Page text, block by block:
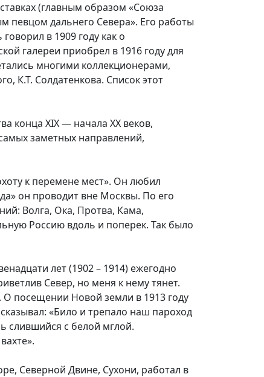
(главным образом «Союза
певцом дальнего Севера». Его работы
в 1909 году как о
галереи приобрел в 1916 году для
многими коллекционерами,
К.Т. Солдатенкова. Список этот
конца XIX — начала XX веков,
заметных направлений,
к перемене мест». Он любил
он проводит вне Москвы. По его
Волга, Ока, Протва, Кама,
Россию вдоль и поперек. Так было
лет (1902 – 1914) ежегодно
Север, но меня к нему тянет.
посещении Новой земли в 1913 году
«Било и трепало наш пароход
слившийся с белой мглой.
Северной Двине, Сухони, работал в